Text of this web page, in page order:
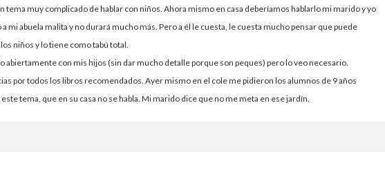
tema muy complicado de hablar con niños. Ahora mismo en casa deberíamos hablarlo mi marido y yo
a mi abuela malita y no durará mucho más. Pero a él le cuesta, le cuesta mucho pensar que puede
niños y lo tiene como tabú total.
abiertamente con mis hijos (sin dar mucho detalle porque son peques) pero lo veo necesario.
por todos los libros recomendados. Ayer mismo en el cole me pidieron los alumnos de 9 años
tema, que en su casa no se habla. Mi marido dice que no me meta en ese jardín.